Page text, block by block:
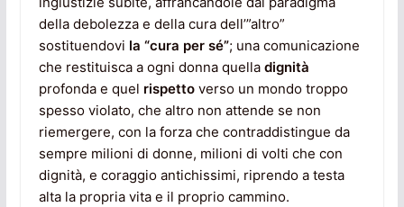
della debolezza e della cura dell’”altro”
sostituendovi la “cura per sé”; una comunicazione
che restituisca a ogni donna quella dignità
profonda e quel rispettoverso un mondo troppo
spesso violato, che altro non attende se non
riemergere, con la forza che contraddistingue da
sempre milioni di donne, milioni di volti che con
dignità, e coraggio antichissimi, riprendo a testa
alta la propria vita e il proprio cammino.